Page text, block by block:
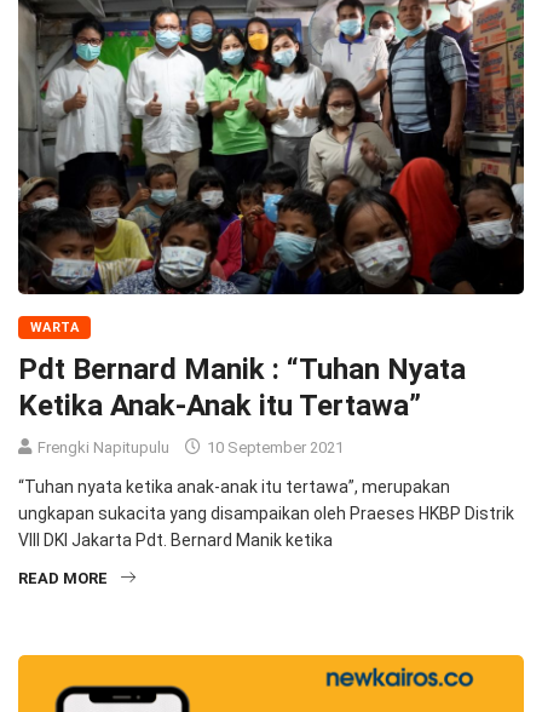
WARTA
Pdt Bernard Manik : “Tuhan Nyata
Ketika Anak-Anak itu Tertawa”
Frengki Napitupulu 10 September 2021
“Tuhan nyata ketika anak-anak itu tertawa”, merupakan
ungkapan sukacita yang disampaikan oleh Praeses HKBP Distrik
VIII DKI Jakarta Pdt. Bernard Manik ketika
READ MORE